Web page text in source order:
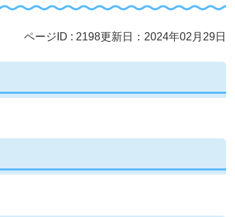
ページID : 2198更新日：2024年02月29日